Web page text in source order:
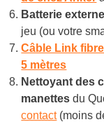
Batterie externe
jeu (ou votre
Câble Link
5 mètres
Nettoyant des
manettes du
contact(moins